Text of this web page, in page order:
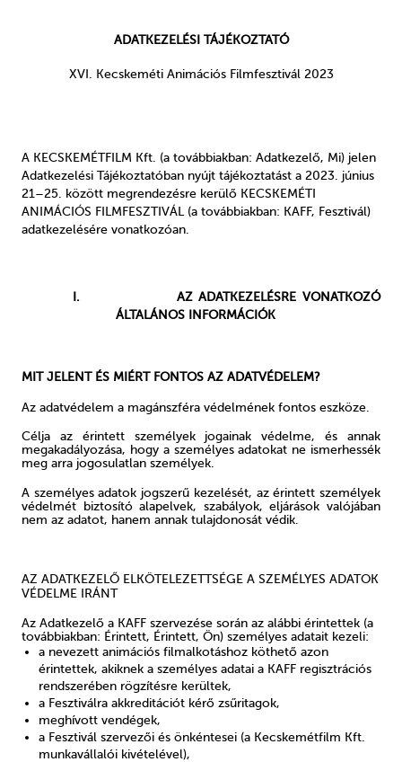
ADATKEZELÉSI TÁJÉKOZTATÓ
XVI. Kecskeméti Animációs Filmfesztivál 2023
A KECSKEMÉTFILM Kft. (a továbbiakban: Adatkezelő, Mi) jelen
Adatkezelési Tájékoztatóban nyújt tájékoztatást a 2023. június
21–25. között megrendezésre kerülő KECSKEMÉTI
ANIMÁCIÓS FILMFESZTIVÁL (a továbbiakban: KAFF, Fesztivál)
adatkezelésére vonatkozóan.
I. AZ ADATKEZELÉSRE VONATKOZÓ
ÁLTALÁNOS INFORMÁCIÓK
MIT JELENT ÉS MIÉRT FONTOS AZ ADATVÉDELEM?
Az adatvédelem a magánszféra védelmének fontos eszköze.
Célja az érintett személyek jogainak védelme, és annak
megakadályozása, hogy a személyes adatokat ne ismerhessék
meg arra jogosulatlan személyek.
A személyes adatok jogszerű kezelését, az érintett személyek
védelmét biztosító alapelvek, szabályok, eljárások valójában
nem az adatot, hanem annak tulajdonosát védik.
AZ ADATKEZELŐ ELKÖTELEZETTSÉGE A SZEMÉLYES ADATOK
VÉDELME IRÁNT
Az Adatkezelő a KAFF szervezése során az alábbi érintettek (a
továbbiakban: Érintett, Érintett, Ön) személyes adatait kezeli:
a nevezett animációs filmalkotáshoz köthető azon
érintettek, akiknek a személyes adatai a KAFF regisztrációs
rendszerében rögzítésre kerültek,
a Fesztiválra akkreditációt kérő zsűritagok,
meghívott vendégek,
a Fesztivál szervezői és önkéntesei (a Kecskemétfilm Kft.
munkavállalói kivételével),